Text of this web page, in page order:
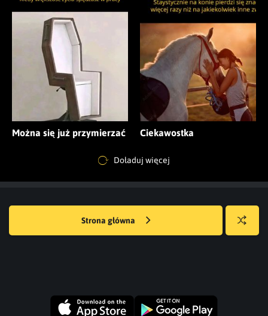
Można się już przymierzać Ciekawostka
Doładuj więcej
Strona główna